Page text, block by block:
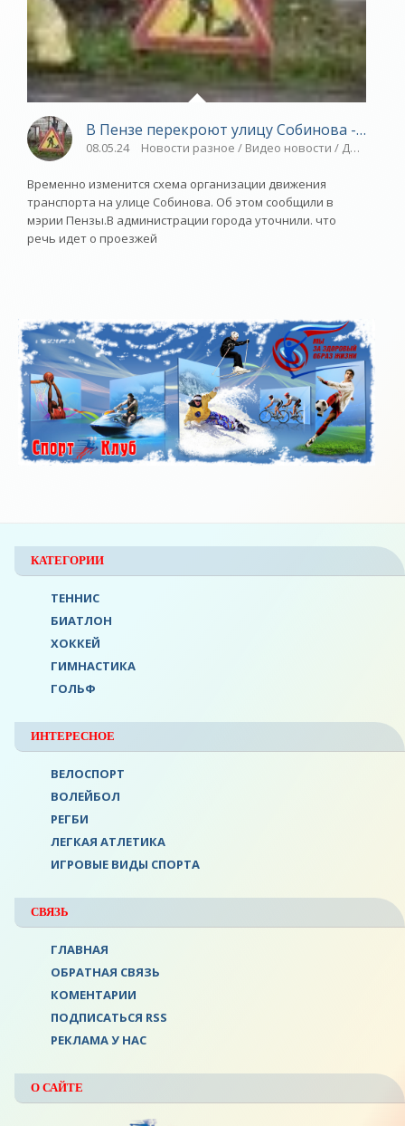
В Пензе перекроют улицу Собинова -
08.05.24 Новости разное / Видео новости / Другие
Временно изменится схема организации движения
транспорта на улице Собинова. Об этом сообщили в
мэрии Пензы.В администрации города уточнили. что
речь идет о проезжей
КАТЕГОРИИ
ТЕННИС
БИАТЛОН
ХОККЕЙ
ГИМНАСТИКА
ГОЛЬФ
ИНТЕРЕСНОЕ
ВЕЛОСПОРТ
ВОЛЕЙБОЛ
РЕГБИ
ЛЕГКАЯ АТЛЕТИКА
ИГРОВЫЕ ВИДЫ СПОРТА
СВЯЗЬ
ГЛАВНАЯ
ОБРАТНАЯ СВЯЗЬ
КОМЕНТАРИИ
ПОДПИСАТЬСЯ RSS
РЕКЛАМА У НАС
О САЙТЕ